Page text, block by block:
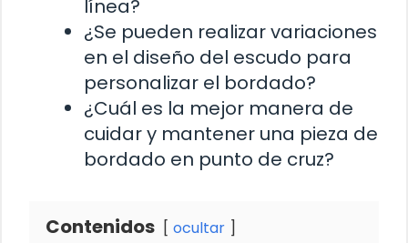
línea?
¿Se pueden realizar variaciones
en el diseño del escudo para
personalizar el bordado?
¿Cuál es la mejor manera de
cuidar y mantener una pieza de
bordado en punto de cruz?
Contenidos ocultar